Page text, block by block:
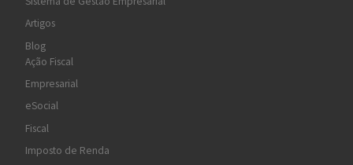
Artigos
Blog
Ação Fiscal
Empresarial
eSocial
Fiscal
Imposto de Renda